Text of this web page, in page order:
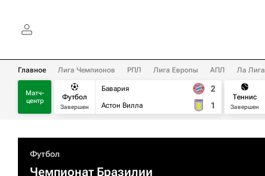
Главное Лига Чемпионов РПЛ Лига Европы АПЛ Ла Лига
Матч-
центр
Футбол
Завершен
Бавария
Астон Вилла
2
1
Теннис
Завершен
Футбол
Чемпионат Бразилии